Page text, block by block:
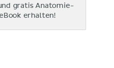
gratis Anatomie-
erhalten!